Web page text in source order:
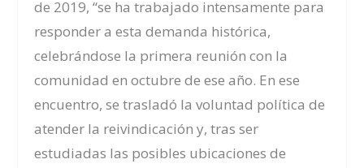
de 2019, “se ha trabajado intensamente para
responder a esta demanda histórica,
celebrándose la primera reunión con la
comunidad en octubre de ese año. En ese
encuentro, se trasladó la voluntad política de
atender la reivindicación y, tras ser
estudiadas las posibles ubicaciones de